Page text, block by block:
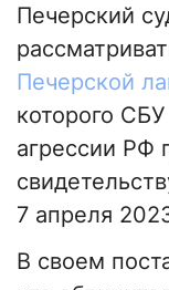
Печерский
Печерской
которого
агрессии РФ
7 апреля
В своем